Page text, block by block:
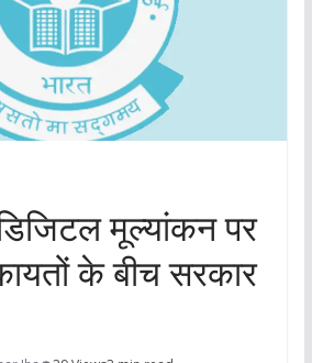
मूल्यांकन पर
के बीच सरकार